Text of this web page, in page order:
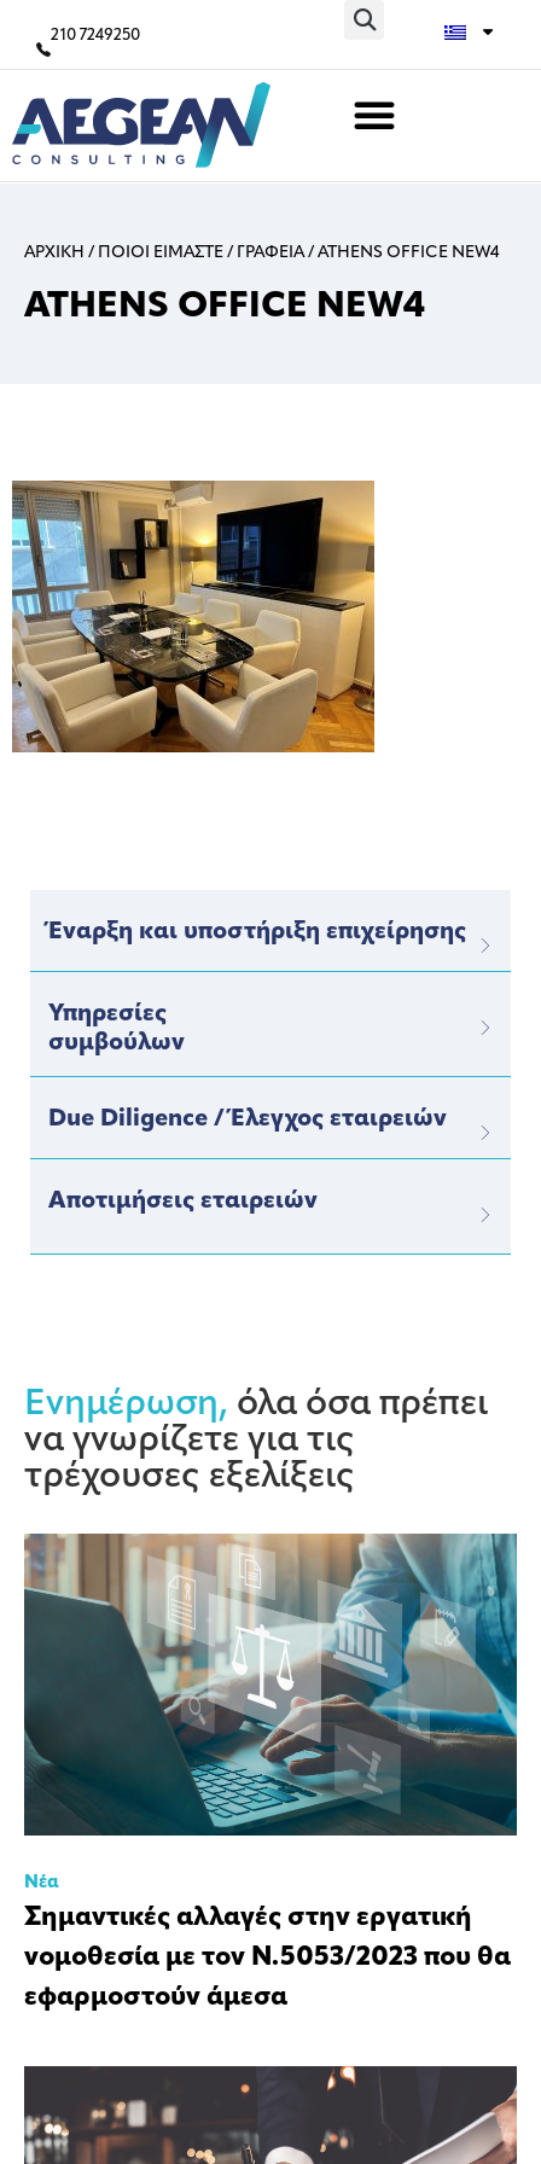
210 7249250
ΑΡΧΙΚΗ / ΠΟΙΟΙ ΕΙΜΑΣΤΕ / ΓΡΑΦΕΙΑ/ ATHENS OFFICE NEW4
ATHENS OFFICE NEW4
Έναρξη και υποστήριξη επιχείρησης
Υπηρεσίες
συμβούλων
Due Diligence / Έλεγχος εταιρειών
Αποτιμήσεις εταιρειών
Ενημέρωση, όλα όσα πρέπει
να γνωρίζετε για τις
τρέχουσες εξελίξεις
Νέα
Σημαντικές αλλαγές στην εργατική
νομοθεσία με τον Ν.5053/2023 που θα
εφαρμοστούν άμεσα